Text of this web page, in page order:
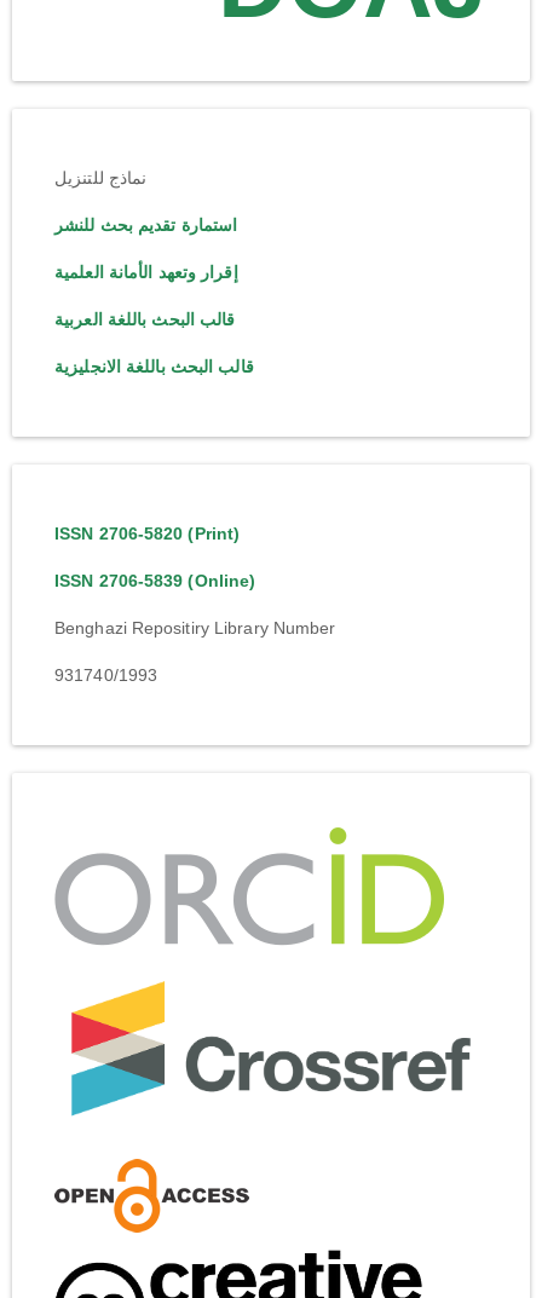
نماذج للتنزيل
استمارة تقديم بحث للنشر
إقرار وتعهد الأمانة العلمية
قالب البحث باللغة العربية
قالب البحث باللغة الانجليزية
ISSN 2706-5820 (Print)
ISSN 2706-5839 (Online)
Benghazi Repositiry Library Number
931740/1993